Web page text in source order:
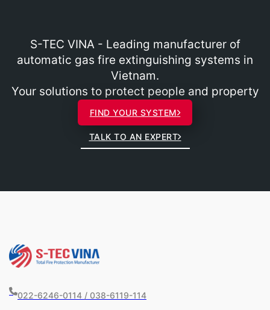
S-TEC VINA - Leading manufacturer of
automatic gas fire extinguishing systems in
Vietnam.
Your solutions to protect people and property
FIND YOUR SYSTEM
TALK TO AN EXPERT
022-6246-0114 / 038-6119-114